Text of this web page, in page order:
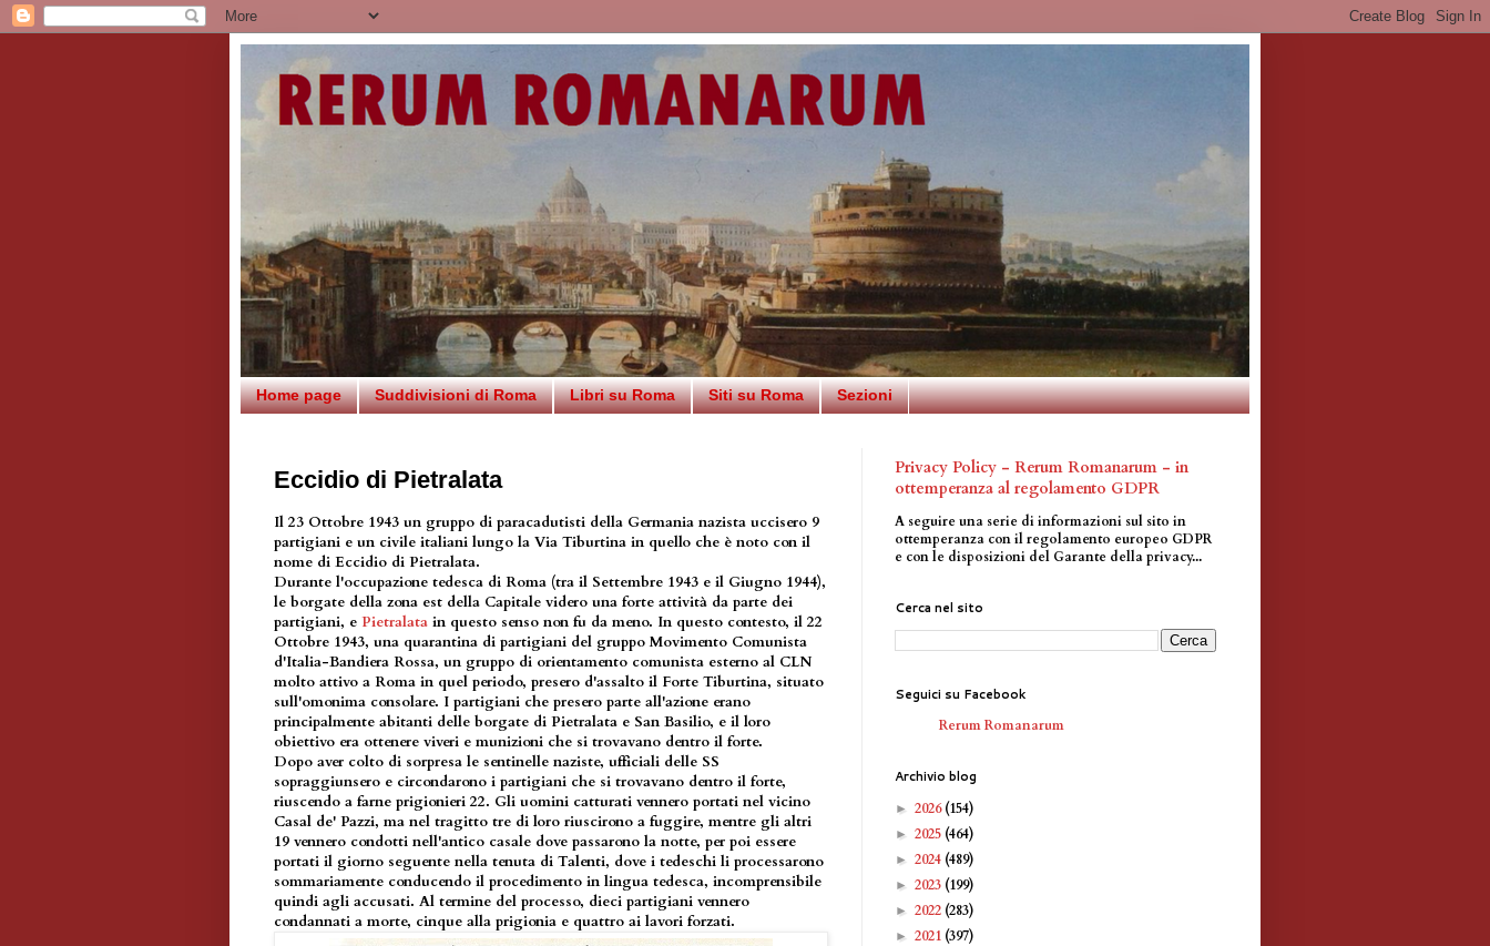
Home page Suddivisioni di Roma Libri su Roma Siti su Roma Sezioni
Eccidio di Pietralata
Il 23 Ottobre 1943 un gruppo di paracadutisti della Germania nazista uccisero 9
partigiani e un civile italiani lungo la Via Tiburtina in quello che è noto con il
nome di Eccidio di Pietralata.
Durante l'occupazione tedesca di Roma (tra il Settembre 1943 e il Giugno 1944),
le borgate della zona est della Capitale videro una forte attività da parte dei
partigiani, e Pietralata in questo senso non fu da meno. In questo contesto, il 22
Ottobre 1943, una quarantina di partigiani del gruppo Movimento Comunista
d'Italia-Bandiera Rossa, un gruppo di orientamento comunista esterno al CLN
molto attivo a Roma in quel periodo, presero d'assalto il Forte Tiburtina, situato
sull'omonima consolare. I partigiani che presero parte all'azione erano
principalmente abitanti delle borgate di Pietralata e San Basilio, e il loro
obiettivo era ottenere viveri e munizioni che si trovavano dentro il forte.
Dopo aver colto di sorpresa le sentinelle naziste, ufficiali delle SS
sopraggiunsero e circondarono i partigiani che si trovavano dentro il forte,
riuscendo a farne prigionieri 22. Gli uomini catturati vennero portati nel vicino
Casal de' Pazzi, ma nel tragitto tre di loro riuscirono a fuggire, mentre gli altri
19 vennero condotti nell'antico casale dove passarono la notte, per poi essere
portati il giorno seguente nella tenuta di Talenti, dove i tedeschi li processarono
sommariamente conducendo il procedimento in lingua tedesca, incomprensibile
quindi agli accusati. Al termine del processo, dieci partigiani vennero
condannati a morte, cinque alla prigionia e quattro ai lavori forzati.
Privacy Policy - Rerum Romanarum - in
ottemperanza al regolamento GDPR
A seguire una serie di informazioni sul sito in
ottemperanza con il regolamento europeo GDPR
e con le disposizioni del Garante della privacy...
Cerca nel sito
Seguici su Facebook
Rerum Romanarum
Archivio blog
► 2026(154)
► 2025 (464)
► 2024 (489)
► 2023 (199)
► 2022 (283)
► 2021 (397)